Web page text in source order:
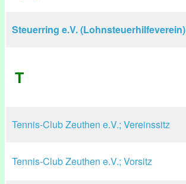
Steuerring e.V. (Lohnsteuerhilfeverein)
T
Tennis-Club Zeuthen e.V.; Vereinssitz
Tennis-Club Zeuthen e.V.; Vorsitz